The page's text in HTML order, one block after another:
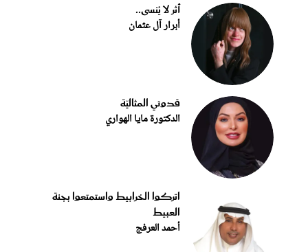
أثر لا يُنسى..
أبرار آل عثمان
قدوتي المثاليّة
الدكتورة مايا الهواري
اتركوا الخرابيط واستمتعوا بجنة
العبيط
أحمد العرفج